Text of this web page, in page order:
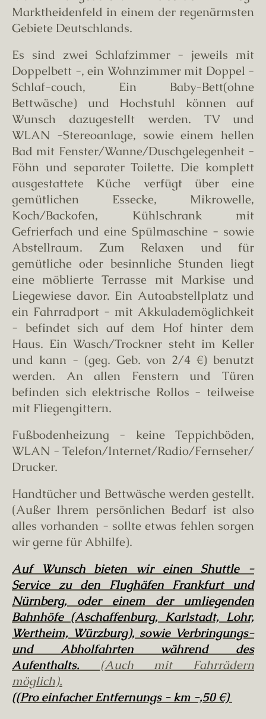
Marktheidenfeld in einem der regenärmsten
Gebiete Deutschlands.
Es sind zwei Schlafzimmer - jeweils mit
Doppelbett -, ein Wohnzimmer mit Doppel -
Schlaf-couch, Ein Baby-Bett(ohne
Bettwäsche) und Hochstuhl können auf
Wunsch dazugestellt werden. TV und
WLAN -Stereoanlage, sowie einem hellen
Bad mit Fenster/Wanne/Duschgelegenheit -
Föhn und separater Toilette. Die komplett
ausgestattete Küche verfügt über eine
gemütlichen Essecke, Mikrowelle,
Koch/Backofen, Kühlschrank mit
Gefrierfach und eine Spülmaschine - sowie
Abstellraum. Zum Relaxen und für
gemütliche oder besinnliche Stunden liegt
eine möblierte Terrasse mit Markise und
Liegewiese davor. Ein Autoabstellplatz und
ein Fahrradport - mit Akkulademöglichkeit
- befindet sich auf dem Hof hinter dem
Haus. Ein Wasch/Trockner steht im Keller
und kann - (geg. Geb. von 2/4 €) benutzt
werden. An allen Fenstern und Türen
befinden sich elektrische Rollos - teilweise
mit Fliegengittern.
Fußbodenheizung - keine Teppichböden,
WLAN - Telefon/Internet/Radio/Fernseher/
Drucker.
Handtücher und Bettwäsche werden gestellt.
(Außer Ihrem persönlichen Bedarf ist also
alles vorhanden - sollte etwas fehlen sorgen
wir gerne für Abhilfe).
Auf Wunsch bieten wir einen Shuttle -
Service zu den Flughäfen Frankfurt und
Nürnberg, oder einem der umliegenden
Bahnhöfe (Aschaffenburg, Karlstadt, Lohr,
Wertheim, Würzburg), sowie Verbringungs-
und Abholfahrten während des
Aufenthalts. (Auch mit Fahrrädern
möglich).
((Pro einfacher Entfernungs - km -,50 €)